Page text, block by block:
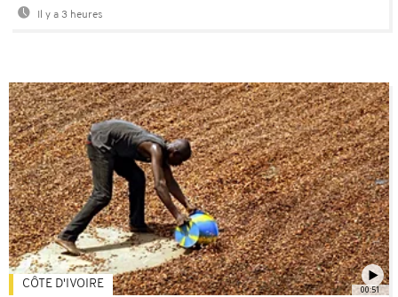
Il y a 3 heures
00:51
CÔTE D'IVOIRE